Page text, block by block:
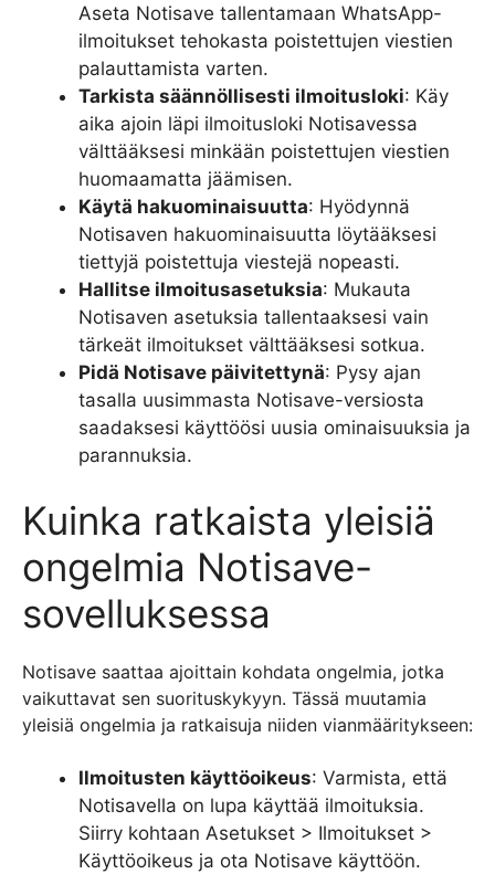
Aseta Notisave tallentamaan WhatsApp-
ilmoitukset tehokasta poistettujen viestien
palauttamista varten.
Tarkista säännöllisesti ilmoitusloki: Käy
aika ajoin läpi ilmoitusloki Notisavessa
välttääksesi minkään poistettujen viestien
huomaamatta jäämisen.
Käytä hakuominaisuutta: Hyödynnä
Notisaven hakuominaisuutta löytääksesi
tiettyjä poistettuja viestejä nopeasti.
Hallitse ilmoitusasetuksia: Mukauta
Notisaven asetuksia tallentaaksesi vain
tärkeät ilmoitukset välttääksesi sotkua.
Pidä Notisave päivitettynä: Pysy ajan
tasalla uusimmasta Notisave-versiosta
saadaksesi käyttöösi uusia ominaisuuksia ja
parannuksia.
Kuinka ratkaista yleisiä
ongelmia Notisave-
sovelluksessa
Notisave saattaa ajoittain kohdata ongelmia, jotka
vaikuttavat sen suorituskykyyn. Tässä muutamia
yleisiä ongelmia ja ratkaisuja niiden vianmääritykseen:
Ilmoitusten käyttöoikeus: Varmista, että
Notisavella on lupa käyttää ilmoituksia.
Siirry kohtaan Asetukset > Ilmoitukset >
Käyttöoikeus ja ota Notisave käyttöön.